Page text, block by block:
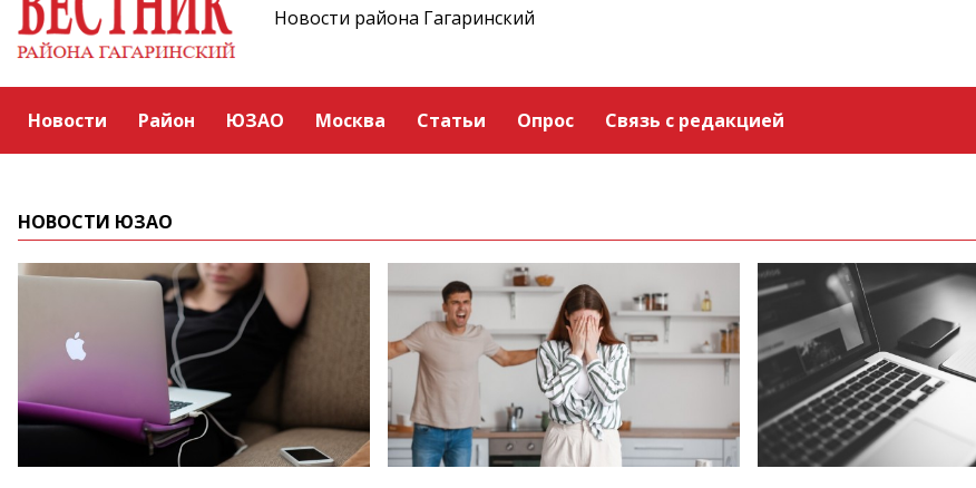
Новости района Гагаринский
Новости Район ЮЗАО Москва Статьи Опрос Связь с редакцией
НОВОСТИ ЮЗАО